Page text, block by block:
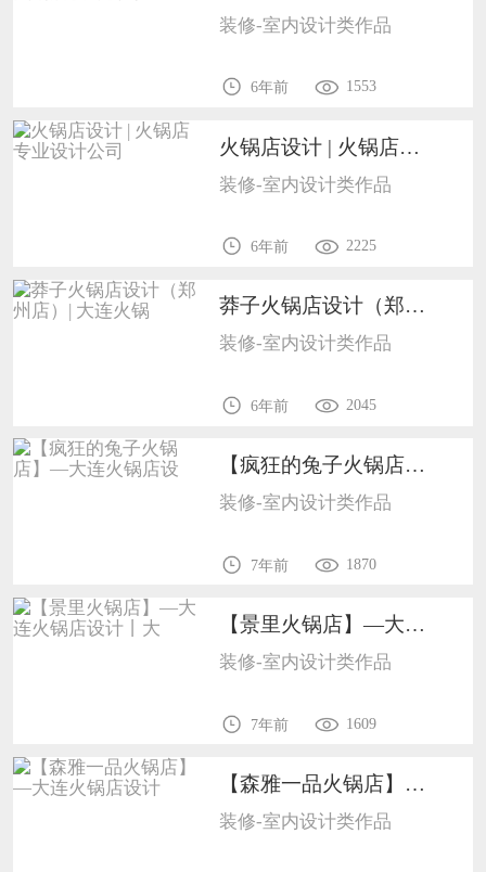
装修-室内设计类作品
6年前 1553
火锅店设计 | 火锅店专业设计公司1702
装修-室内设计类作品
6年前 2225
莽子火锅店设计（郑州店）| 大连火锅1702
装修-室内设计类作品
6年前 2045
【疯狂的兔子火锅店】—大连火锅店设1702
装修-室内设计类作品
7年前 1870
【景里火锅店】—大连火锅店设计丨大1702
装修-室内设计类作品
7年前 1609
【森雅一品火锅店】—大连火锅店设计1702
装修-室内设计类作品